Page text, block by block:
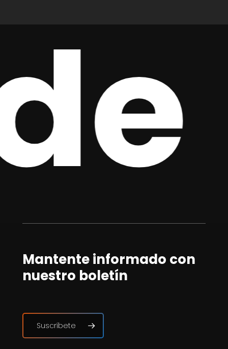
Mantente informado con
nuestro boletín
Suscríbete